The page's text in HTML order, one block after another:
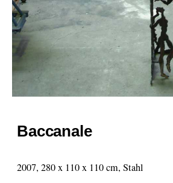
Baccanale
2007, 280 x 110 x 110 cm, Stahl